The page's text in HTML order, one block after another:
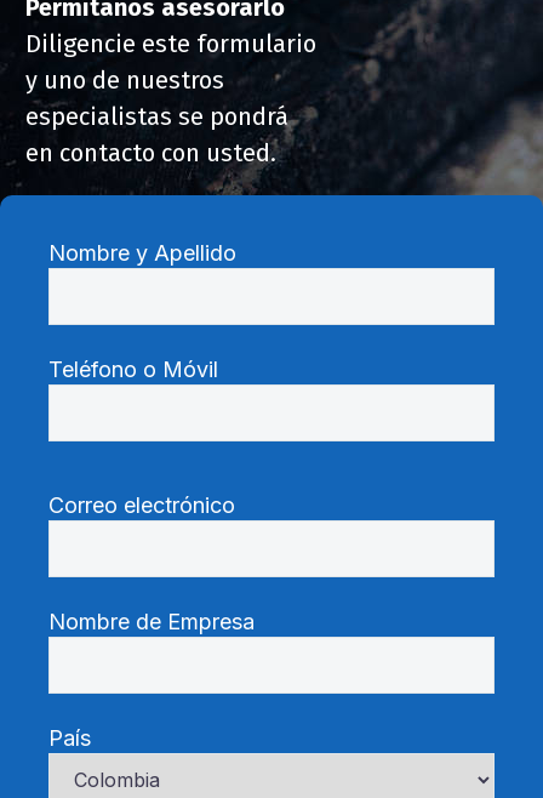
Permítanos asesorarlo
Diligencie este formulario
y uno de nuestros
especialistas se pondrá
en contacto con usted.
Nombre y Apellido
Teléfono o Móvil
Correo electrónico
Nombre de Empresa
País